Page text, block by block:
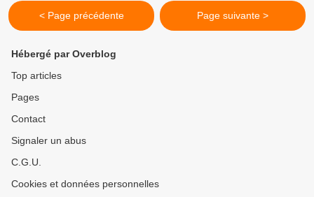
< Page précédente Page suivante >
Hébergé par Overblog
Top articles
Pages
Contact
Signaler un abus
C.G.U.
Cookies et données personnelles